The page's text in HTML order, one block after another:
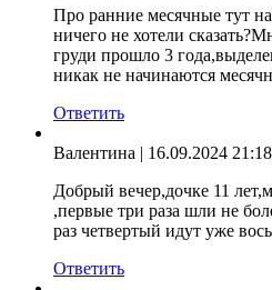
Про ранние месячные тут
ничего не хотели
груди прошло 3
никак не начинаются
Ответить
Валентина | 16.09.2024 21:18
Добрый вечер,дочке 11
,первые три раза шли не
раз четвертый идут уже
Ответить